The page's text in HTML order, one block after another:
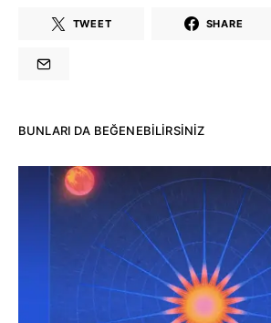
TWEET SHARE
BUNLARI DA BEĞENEBILIRSINIZ